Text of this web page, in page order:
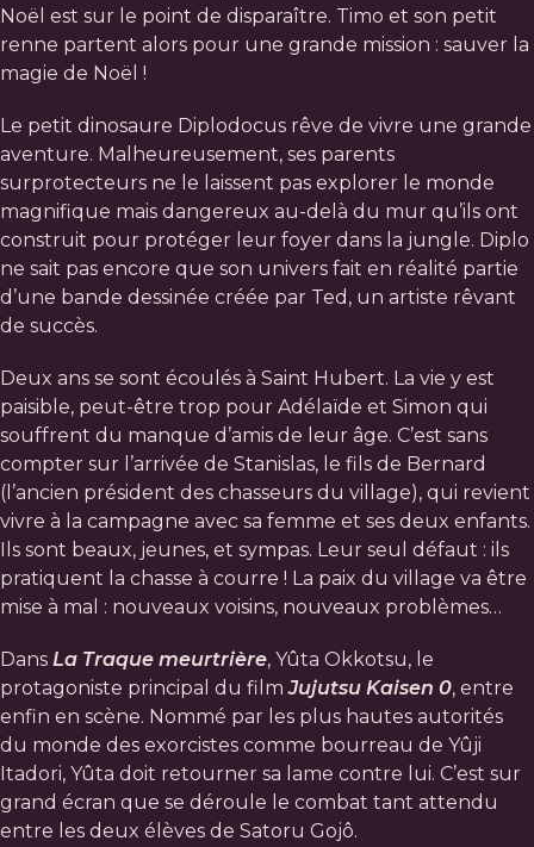
Noël est sur le point de disparaître. Timo et son petit
renne partent alors pour une grande mission : sauver la
magie de Noël !
Le petit dinosaure Diplodocus rêve de vivre une grande
aventure. Malheureusement, ses parents
surprotecteurs ne le laissent pas explorer le monde
magnifique mais dangereux au-delà du mur qu’ils ont
construit pour protéger leur foyer dans la jungle. Diplo
ne sait pas encore que son univers fait en réalité partie
d’une bande dessinée créée par Ted, un artiste rêvant
de succès.
Deux ans se sont écoulés à Saint Hubert. La vie y est
paisible, peut-être trop pour Adélaïde et Simon qui
souffrent du manque d’amis de leur âge. C’est sans
compter sur l’arrivée de Stanislas, le fils de Bernard
(l’ancien président des chasseurs du village), qui revient
vivre à la campagne avec sa femme et ses deux enfants.
Ils sont beaux, jeunes, et sympas. Leur seul défaut : ils
pratiquent la chasse à courre ! La paix du village va être
mise à mal : nouveaux voisins, nouveaux problèmes…
Dans La Traque meurtrière, Yûta Okkotsu, le
protagoniste principal du filmJujutsu Kaisen 0, entre
enfin en scène. Nommé par les plus hautes autorités
du monde des exorcistes comme bourreau de Yûji
Itadori, Yûta doit retourner sa lame contre lui. C’est sur
grand écran que se déroule le combat tant attendu
entre les deux élèves de Satoru Gojô.